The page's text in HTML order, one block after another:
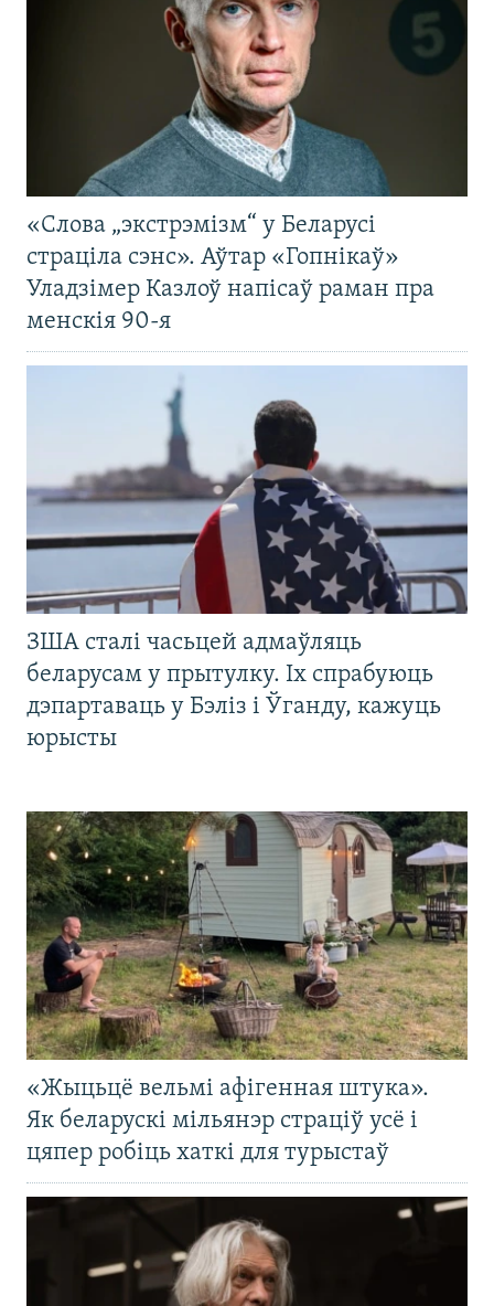
«Слова „экстрэмізм“ у Беларусі
страціла сэнс». Аўтар «Гопнікаў»
Уладзімер Казлоў напісаў раман пра
менскія 90-я
ЗША сталі часьцей адмаўляць
беларусам у прытулку. Іх спрабуюць
дэпартаваць у Бэліз і Ўганду, кажуць
юрысты
«Жыцьцё вельмі афігенная штука».
Як беларускі мільянэр страціў усё і
цяпер робіць хаткі для турыстаў